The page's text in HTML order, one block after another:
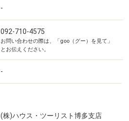
-
092-710-4575
お問い合わせの際は、「goo（グー）を見て」
とお伝えください。
-
(株)ハウス・ツーリスト博多支店